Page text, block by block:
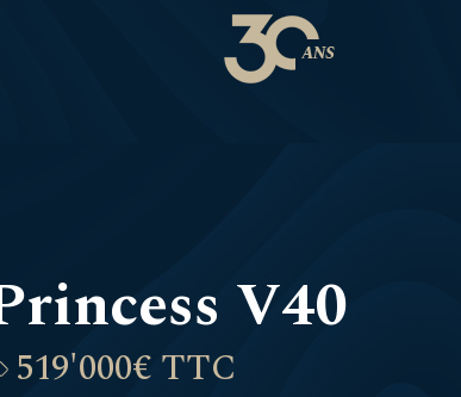
V40
519'000€ TTC